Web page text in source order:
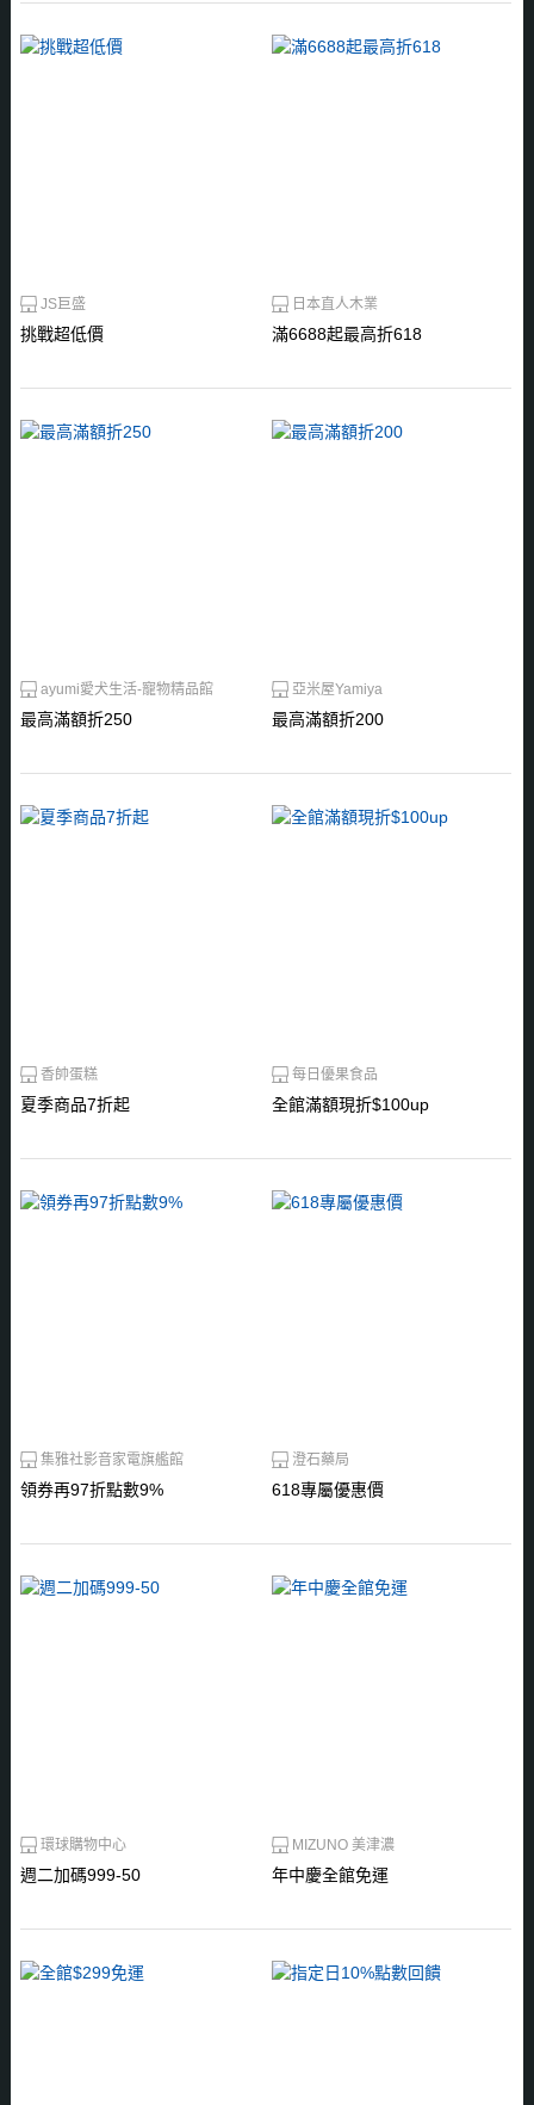
挑戰超低價
JS巨盛
滿6688起最高折618
日本直人木業
最高滿額折250
ayumi愛犬生活-寵物精品館
最高滿額折200
亞米屋Yamiya
夏季商品7折起
香帥蛋糕
全館滿額現折$100up
每日優果食品
領券再97折點數9%
集雅社影音家電旗艦館
618專屬優惠價
澄石藥局
週二加碼999-50
環球購物中心
年中慶全館免運
MIZUNO 美津濃